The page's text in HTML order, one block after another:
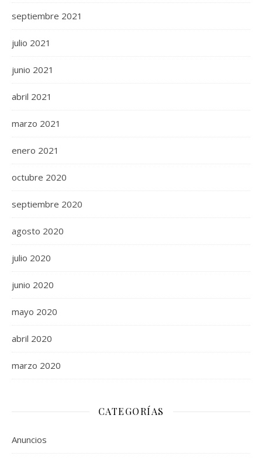
septiembre 2021
julio 2021
junio 2021
abril 2021
marzo 2021
enero 2021
octubre 2020
septiembre 2020
agosto 2020
julio 2020
junio 2020
mayo 2020
abril 2020
marzo 2020
CATEGORÍAS
Anuncios